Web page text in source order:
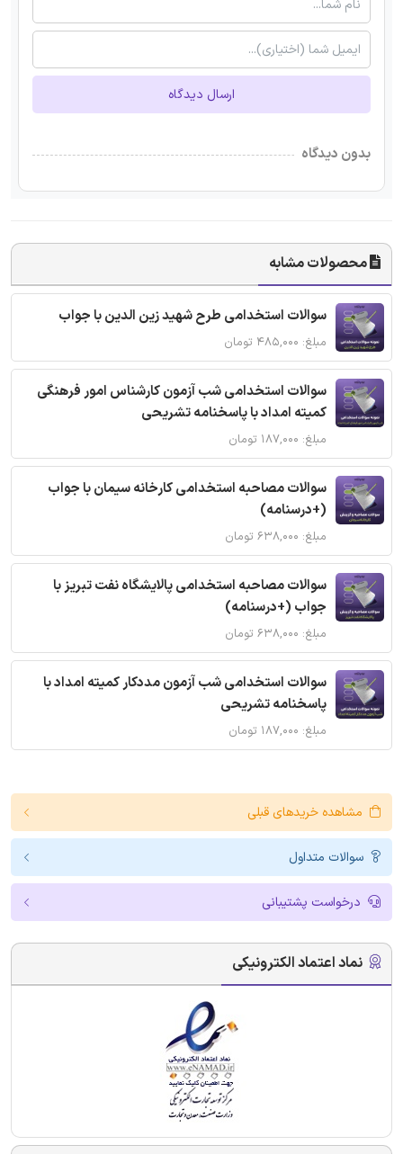
ارسال دیدگاه
بدون دیدگاه
محصولات مشابه
سوالات استخدامی طرح شهید زین الدین با جواب
مبلغ: ۴۸۵,۰۰۰ تومان
سوالات استخدامی شب آزمون کارشناس امور فرهنگی
کمیته امداد با پاسخنامه تشریحی
مبلغ: ۱۸۷,۰۰۰ تومان
سوالات مصاحبه استخدامی کارخانه سیمان با جواب
(+درسنامه)
مبلغ: ۶۳۸,۰۰۰ تومان
سوالات مصاحبه استخدامی پالایشگاه نفت تبریز با
جواب (+درسنامه)
مبلغ: ۶۳۸,۰۰۰ تومان
سوالات استخدامی شب آزمون مددکار کمیته امداد با
پاسخنامه تشریحی
مبلغ: ۱۸۷,۰۰۰ تومان
مشاهده خریدهای قبلی
سوالات متداول
درخواست پشتیبانی
نماد اعتماد الکترونیکی